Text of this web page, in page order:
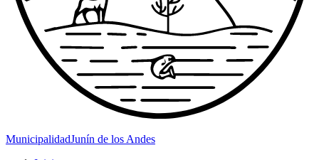
MunicipalidadJunín de los Andes